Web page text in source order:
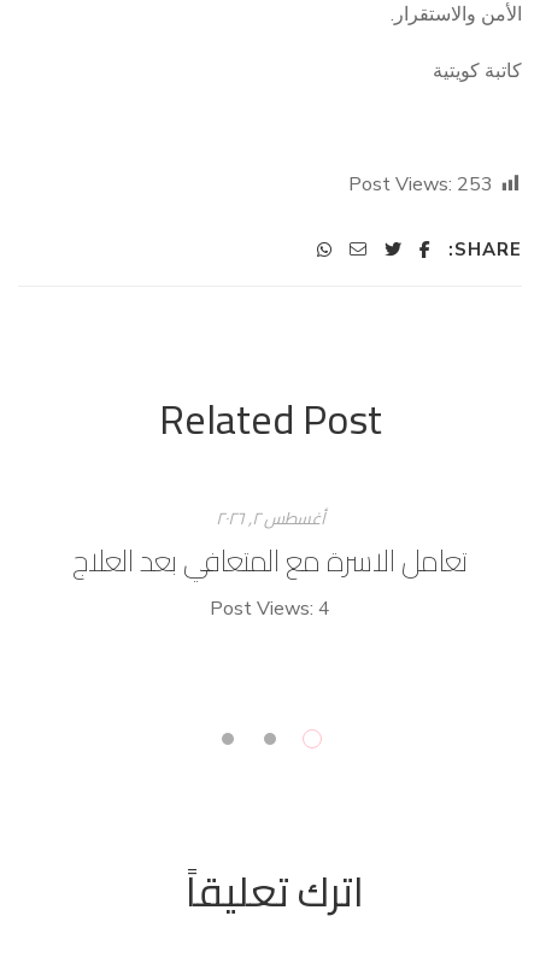
الأمن والاستقرار.
كاتبة كويتية
Post Views: 253
SHARE:
Related Post
أغسطس ۲, ۲۰۲٦
تعامل الاسرة مع المتعافي بعد العلاج
Post Views: 4
اترك تعليقاً